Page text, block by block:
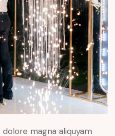
magna aliquyam